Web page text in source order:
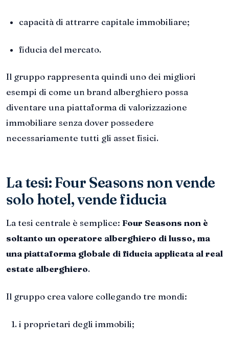
capacità di attrarre capitale immobiliare;
fiducia del mercato.
Il gruppo rappresenta quindi uno dei migliori
esempi di come un brand alberghiero possa
diventare una piattaforma di valorizzazione
immobiliare senza dover possedere
necessariamente tutti gli asset fisici.
La tesi: Four Seasons non vende
solo hotel, vende fiducia
La tesi centrale è semplice: Four Seasons non è
soltanto un operatore alberghiero di lusso, ma
una piattaforma globale di fiducia applicata al real
estate alberghiero.
Il gruppo crea valore collegando tre mondi:
i proprietari degli immobili;